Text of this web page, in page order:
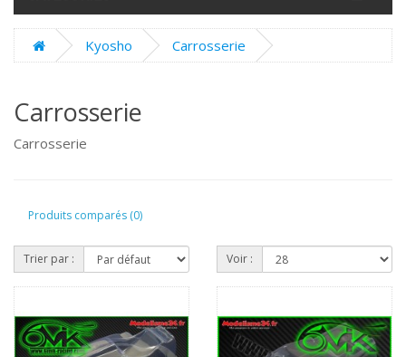
Kyosho Carrosserie
Carrosserie
Carrosserie
Produits comparés (0)
Trier par : Voir :